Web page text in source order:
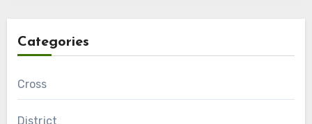
Categories
Cross
District